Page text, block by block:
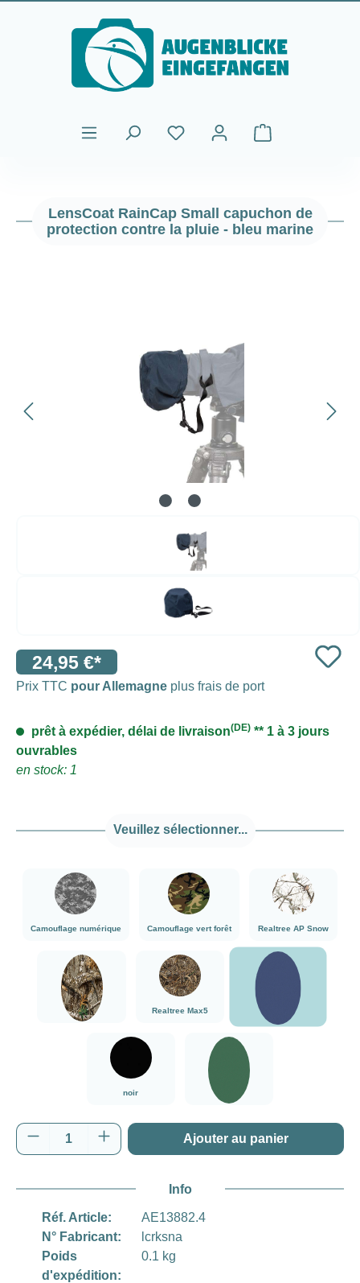
Passer au contenu principal
Le panier
LensCoat RainCap Small capuchon de
protection contre la pluie - bleu marine
24,95 €*
Prix TTC pour Allemagne plus frais de port
prêt à expédier, délai de livraison(DE) ** 1 à 3 jours
ouvrables
en stock: 1
Veuillez sélectionner...
Camouflage numérique
###Camouflage numérique###LensCoat
Camouflage vert forêt
###Camouflage vert forêt###LensCoat
Realtree AP Snow
###Realtree AP
###Realtree Edge###LensCoat
Realtree Max5
###Realtree Max5###LensCoatBleu marine
noir
vert
Quantité de produit : Entrez la quantité
Ajouter au panier
Info
Réf. Article:
AE13882.4
N° Fabricant:
lcrksna
Poids
d'expédition:
0.1 kg